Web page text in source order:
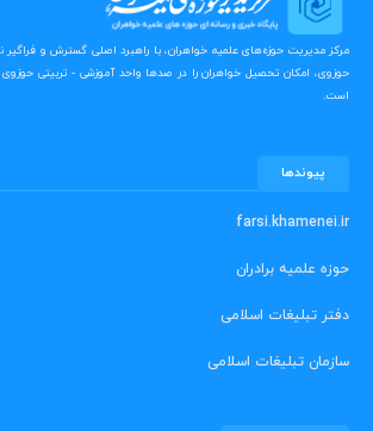
مرکز مدیریت حوزه‌های علمیه خواهران، با راهبرد اصلی گسترش و
حوزوی، امکان تحصیل خواهران را در صدها واحد آموزشی - تربیتی
است.
پیوندها
farsi.khamenei.ir
حوزه علمیه برادران
دفتر تبلیغات اسلامی
سازمان تبلیغات اسلامی